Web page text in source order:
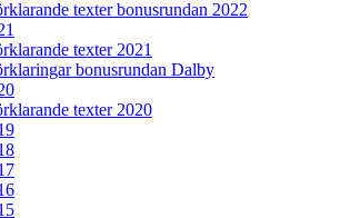
texter bonusrundan 2022
texter 2021
bonusrundan Dalby
texter 2020